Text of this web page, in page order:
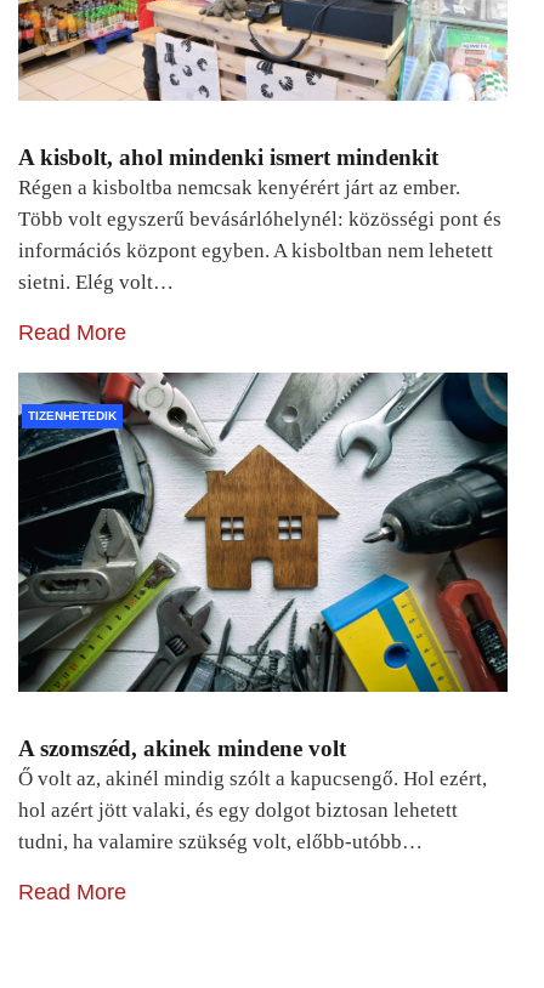
A kisbolt, ahol mindenki ismert mindenkit
Régen a kisboltba nemcsak kenyérért járt az ember.
Több volt egyszerű bevásárlóhelynél: közösségi pont és
információs központ egyben. A kisboltban nem lehetett
sietni. Elég volt…
Read More
TIZENHETEDIK
A szomszéd, akinek mindene volt
Ő volt az, akinél mindig szólt a kapucsengő. Hol ezért,
hol azért jött valaki, és egy dolgot biztosan lehetett
tudni, ha valamire szükség volt, előbb-utóbb…
Read More